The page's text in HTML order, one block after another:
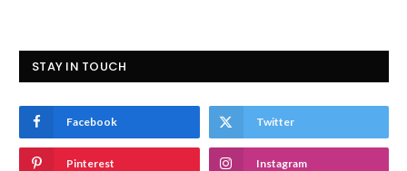
STAY IN TOUCH
Facebook Twitter
Pinterest Instagram